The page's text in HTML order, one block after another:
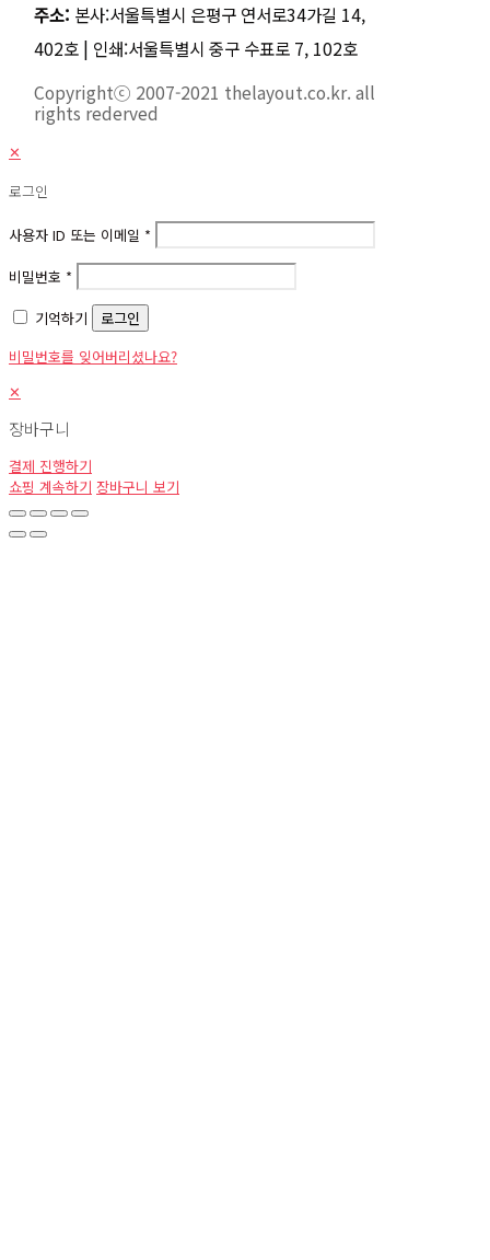
주소: 본사:서울특별시 은평구 연서로34가길 14,
402호 | 인쇄:서울특별시 중구 수표로 7, 102호
Copyrightⓒ 2007-2021 thelayout.co.kr. all
rights rederved
✕
로그인
사용자 ID 또는 이메일 *
비밀번호 *
기억하기
로그인
비밀번호를 잊어버리셨나요?
✕
장바구니
결제 진행하기
쇼핑 계속하기 장바구니 보기